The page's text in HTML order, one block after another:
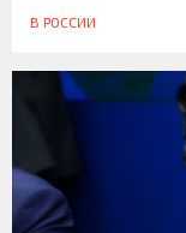
В РОССИИ